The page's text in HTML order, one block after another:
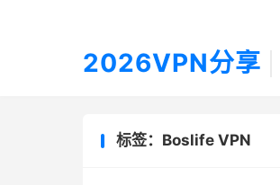
2026VPN分享
标签：Boslife VPN